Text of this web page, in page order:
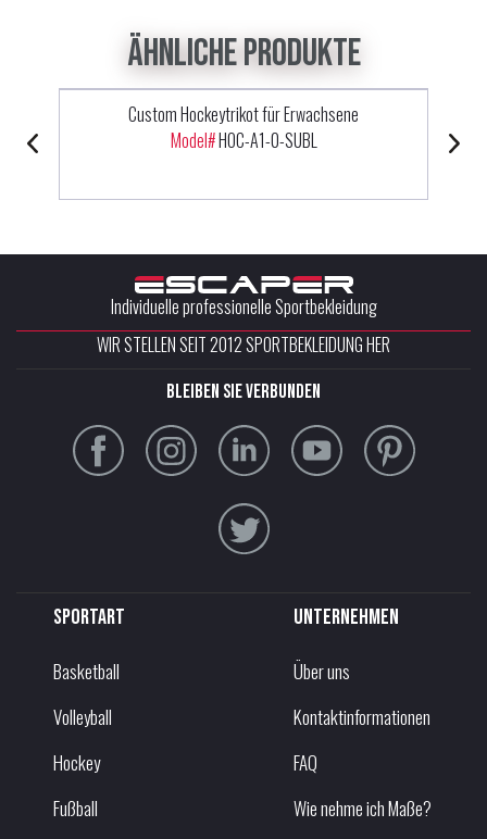
Ähnliche Produkte
Custom Hockeytrikot für Erwachsene
Model#HOC-A1-0-SUBL
Individuelle professionelle Sportbekleidung
WIR STELLEN SEIT 2012 SPORTBEKLEIDUNG HER
Bleiben Sie verbunden
Sportart
Basketball
Volleyball
Hockey
Fußball
Unternehmen
Über uns
Kontaktinformationen
FAQ
Wie nehme ich Maße?